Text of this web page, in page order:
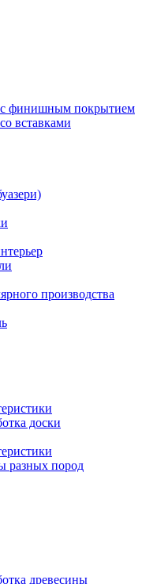
финишным покрытием
вставками
производства
доски
разных пород
древесины